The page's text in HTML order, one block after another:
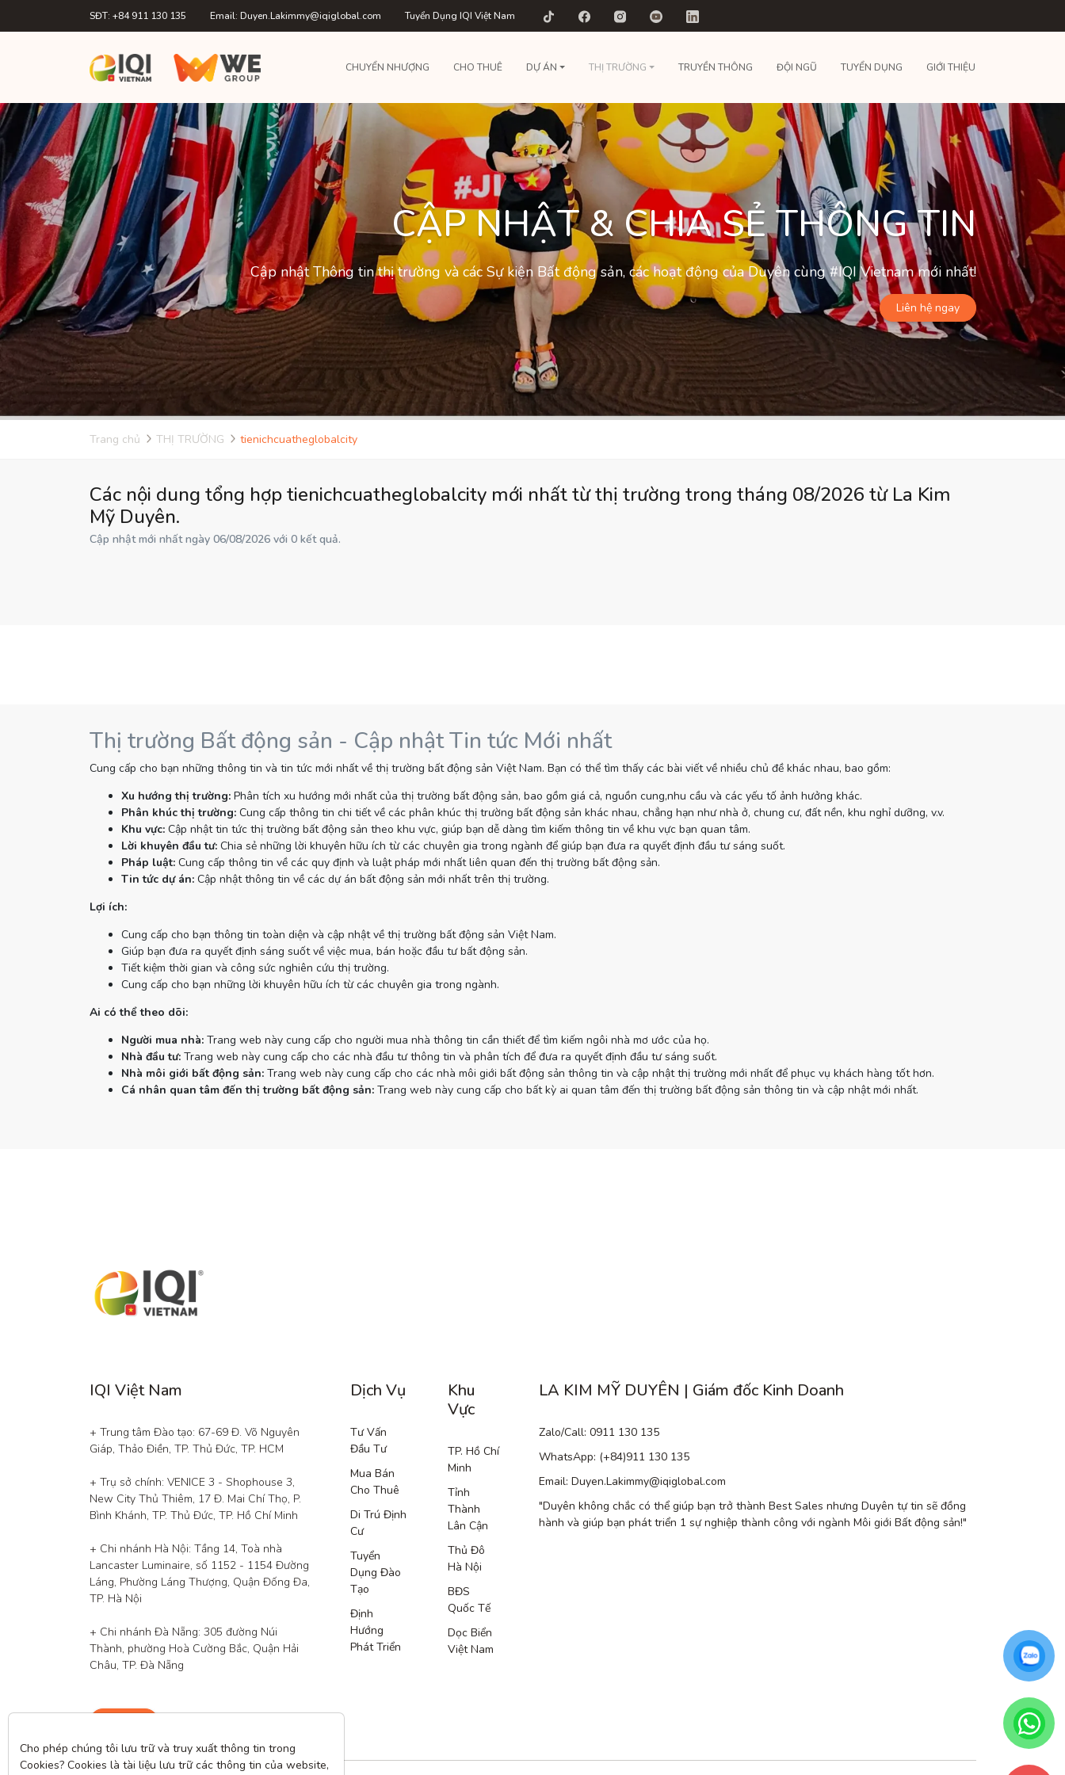
SĐT: +84 911 130 135 Email: Duyen.Lakimmy@iqiglobal.com Tuyển Dụng IQI Việt Nam
CHUYỂN NHƯỢNG CHO THUÊ DỰ ÁN THỊ TRƯỜNG TRUYỀN THÔNG ĐỘI NGŨ TUYỂN DỤNG GIỚI THIỆU
CẬP NHẬT & CHIA SẺ THÔNG TIN
Cập nhật Thông tin thị trường và các Sự kiện Bất động sản, các hoạt động của Duyên cùng #IQI Vietnam mới nhất!
Liên hệ ngay
Trang chủ THỊ TRƯỜNG tienichcuatheglobalcity
Các nội dung tổng hợp tienichcuatheglobalcity mới nhất từ thị trường trong tháng 08/2026 từ La Kim
Mỹ Duyên.
Cập nhật mới nhất ngày 06/08/2026 với 0 kết quả.
Thị trường Bất động sản - Cập nhật Tin tức Mới nhất
Cung cấp cho bạn những thông tin và tin tức mới nhất về thị trường bất động sản Việt Nam. Bạn có thể tìm thấy các bài viết về nhiều chủ đề khác nhau, bao gồm:
Xu hướng thị trường:Phân tích xu hướng mới nhất của thị trường bất động sản, bao gồm giá cả, nguồn cung,nhu cầu và các yếu tố ảnh hưởng khác.
Phân khúc thị trường:Cung cấp thông tin chi tiết về các phân khúc thị trường bất động sản khác nhau, chẳng hạn như nhà ở, chung cư, đất nền, khu nghỉ dưỡng, v.v.
Khu vực:Cập nhật tin tức thị trường bất động sản theo khu vực, giúp bạn dễ dàng tìm kiếm thông tin về khu vực bạn quan tâm.
Lời khuyên đầu tư:Chia sẻ những lời khuyên hữu ích từ các chuyên gia trong ngành để giúp bạn đưa ra quyết định đầu tư sáng suốt.
Pháp luật:Cung cấp thông tin về các quy định và luật pháp mới nhất liên quan đến thị trường bất động sản.
Tin tức dự án:Cập nhật thông tin về các dự án bất động sản mới nhất trên thị trường.
Lợi ích:
Cung cấp cho bạn thông tin toàn diện và cập nhật về thị trường bất động sản Việt Nam.
Giúp bạn đưa ra quyết định sáng suốt về việc mua, bán hoặc đầu tư bất động sản.
Tiết kiệm thời gian và công sức nghiên cứu thị trường.
Cung cấp cho bạn những lời khuyên hữu ích từ các chuyên gia trong ngành.
Ai có thể theo dõi:
Người mua nhà:Trang web này cung cấp cho người mua nhà thông tin cần thiết để tìm kiếm ngôi nhà mơ ước của họ.
Nhà đầu tư:Trang web này cung cấp cho các nhà đầu tư thông tin và phân tích để đưa ra quyết định đầu tư sáng suốt.
Nhà môi giới bất động sản:Trang web này cung cấp cho các nhà môi giới bất động sản thông tin và cập nhật thị trường mới nhất để phục vụ khách hàng tốt hơn.
Cá nhân quan tâm đến thị trường bất động sản:Trang web này cung cấp cho bất kỳ ai quan tâm đến thị trường bất động sản thông tin và cập nhật mới nhất.
IQI Việt Nam
+ Trung tâm Đào tạo: 67-69 Đ. Võ Nguyên
Giáp, Thảo Điền, TP. Thủ Đức, TP. HCM
+ Trụ sở chính: VENICE 3 - Shophouse 3,
New City Thủ Thiêm, 17 Đ. Mai Chí Thọ, P.
Bình Khánh, TP. Thủ Đức, TP. Hồ Chí Minh
+ Chi nhánh Hà Nội: Tầng 14, Toà nhà
Lancaster Luminaire, số 1152 - 1154 Đường
Láng, Phường Láng Thượng, Quận Đống Đa,
TP. Hà Nội
+ Chi nhánh Đà Nẵng: 305 đường Núi
Thành, phường Hoà Cường Bắc, Quận Hải
Châu, TP. Đà Nẵng
Dịch Vụ
Tư Vấn
Đầu Tư
Mua Bán
Cho Thuê
Di Trú Định
Cư
Tuyển
Dụng Đào
Tạo
Định
Hướng
Phát Triển
Khu
Vực
TP. Hồ Chí
Minh
Tỉnh
Thành
Lân Cận
Thủ Đô
Hà Nội
BĐS
Quốc Tế
Dọc Biển
Việt Nam
LA KIM MỸ DUYÊN | Giám đốc Kinh Doanh
Zalo/Call: 0911 130 135
WhatsApp: (+84)911 130 135
Email: Duyen.Lakimmy@iqiglobal.com
"Duyên không chắc có thể giúp bạn trở thành Best Sales nhưng Duyên tự tin sẽ đồng
hành và giúp bạn phát triển 1 sự nghiệp thành công với ngành Môi giới Bất động sản!"
Cho phép chúng tôi lưu trữ và truy xuất thông tin trong
Cookies? Cookies là tài liệu lưu trữ các thông tin của website,